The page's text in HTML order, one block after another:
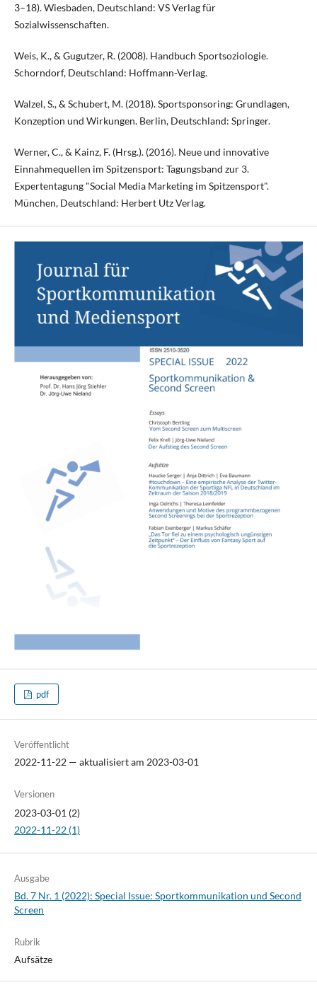
3–18). Wiesbaden, Deutschland: VS Verlag für
Sozialwissenschaften.
Weis, K., & Gugutzer, R. (2008). Handbuch Sportsoziologie.
Schorndorf, Deutschland: Hoffmann-Verlag.
Walzel, S., & Schubert, M. (2018). Sportsponsoring: Grundlagen,
Konzeption und Wirkungen. Berlin, Deutschland: Springer.
Werner, C., & Kainz, F. (Hrsg.). (2016). Neue und innovative
Einnahmequellen im Spitzensport: Tagungsband zur 3.
Expertentagung "Social Media Marketing im Spitzensport".
München, Deutschland: Herbert Utz Verlag.
pdf
Veröffentlicht
2022-11-22 — aktualisiert am 2023-03-01
Versionen
2023-03-01 (2)
2022-11-22 (1)
Ausgabe
Bd. 7 Nr. 1 (2022): Special Issue: Sportkommunikation und Second
Screen
Rubrik
Aufsätze